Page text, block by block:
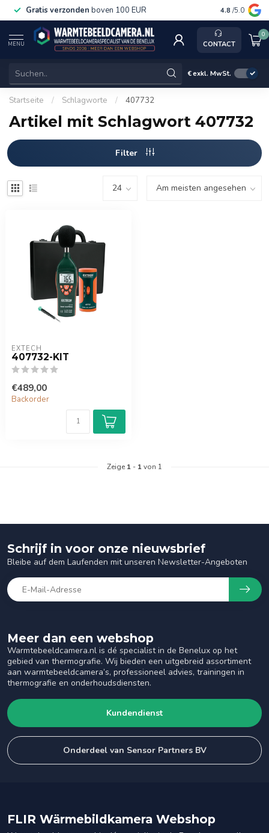
Gratis verzonden boven 100 EUR Service,
4.8 /5.0
MENU CONTACT
0
€exkl. MwSt.
Startseite / Schlagworte / 407732
Artikel mit Schlagwort 407732
Filter
EXTECH
407732-KIT
€489,00
Backorder
Zeige 1 - 1von 1
Meer dan een webshop
Warmtebeeldcamera.nl is dé specialist in de Benelux op het
gebied van thermografie. Wij bieden een uitgebreid assortiment
aan warmtebeeldcamera’s, professioneel advies, trainingen in
thermografie en onderhoudsdiensten.
Kundendienst
Onderdeel van Sensor Partners BV
Schrijf in voor onze nieuwsbrief
Bleibe auf dem Laufenden mit unseren Newsletter-Angeboten
FLIR Wärmebildkamera Webshop